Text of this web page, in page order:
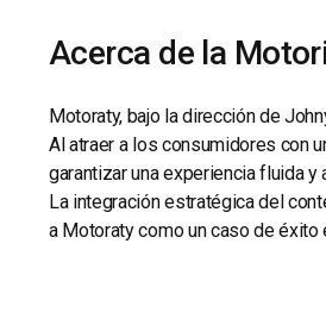
Acerca de la
Motoraty, bajo la dirección de
Al atraer a los consumidores con
garantizar una experiencia fluida y
La integración estratégica del
a Motoraty como un caso de